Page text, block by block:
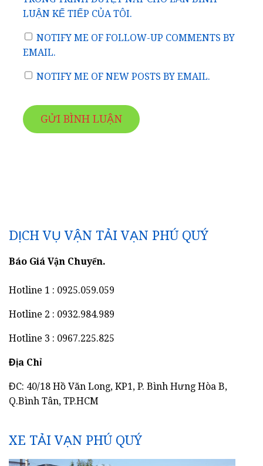
LUẬN KẾ TIẾP CỦA TÔI.
NOTIFY ME OF FOLLOW-UP COMMENTS BY
EMAIL.
NOTIFY ME OF NEW POSTS BY EMAIL.
DỊCH VỤ VẬN TẢI VẠN PHÚ QUÝ
Báo Giá Vận Chuyển.
Hotline 1 : 0925.059.059
Hotline 2 : 0932.984.989
Hotline 3 : 0967.225.825
Địa Chỉ
ĐC: 40/18 Hồ Văn Long, KP1, P. Bình Hưng Hòa B,
Q.Bình Tân, TP.HCM
XE TẢI VẠN PHÚ QUÝ